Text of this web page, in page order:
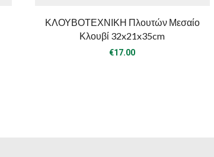
ΚΛΟΥΒΟΤΕΧΝΙΚΗ Πλουτών Μεσαίο
Κλουβί 32x21x35cm
€17.00